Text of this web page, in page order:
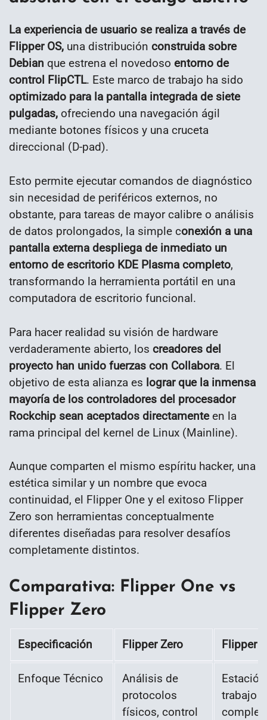
La experiencia de usuario se realiza a través de
Flipper OS, una distribución construida sobre
Debian que estrena el novedoso entorno de
control FlipCTL. Este marco de trabajo ha sido
optimizado para la pantalla integrada de siete
pulgadas, ofreciendo una navegación ágil
mediante botones físicos y una cruceta
direccional (D-pad).
Esto permite ejecutar comandos de diagnóstico
sin necesidad de periféricos externos, no
obstante, para tareas de mayor calibre o análisis
de datos prolongados, la simple conexión a una
pantalla externa despliega de inmediato un
entorno de escritorio KDE Plasma completo,
transformando la herramienta portátil en una
computadora de escritorio funcional.
Para hacer realidad su visión de hardware
verdaderamente abierto, los creadores del
proyecto han unido fuerzas con Collabora. El
objetivo de esta alianza es lograr que la inmensa
mayoría de los controladores del procesador
Rockchip sean aceptados directamenteen la
rama principal del kernel de Linux (Mainline).
Aunque comparten el mismo espíritu hacker, una
estética similar y un nombre que evoca
continuidad, el Flipper One y el exitoso Flipper
Zero son herramientas conceptualmente
diferentes diseñadas para resolver desafíos
completamente distintos.
Comparativa: Flipper One vs
Flipper Zero
Especificación Flipper Zero Flipper
Enfoque Técnico
Análisis de
protocolos
físicos, control
trabajo